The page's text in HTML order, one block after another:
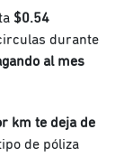
$0.54
durante
al mes
km te deja de
de póliza